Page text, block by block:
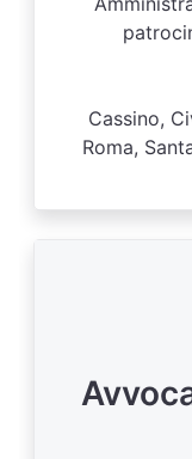
Cassino,
Roma,